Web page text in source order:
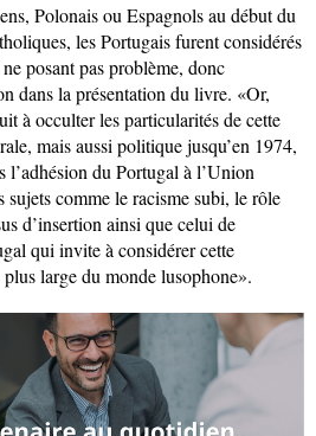
Polonais ou Espagnols au début du
les Portugais furent considérés
posant pas problème, donc
dans la présentation du livre. «Or,
à occulter les particularités de cette
mais aussi politique jusqu’en 1974,
l’adhésion du Portugal à l’Union
sujets comme le racisme subi, le rôle
d’insertion ainsi que celui de
qui invite à considérer cette
large du monde lusophone».